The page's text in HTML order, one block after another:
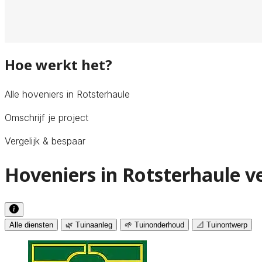
Hoe werkt het?
Alle hoveniers in Rotsterhaule
Omschrijf je project
Vergelijk & bespaar
Hoveniers in Rotsterhaule
Alle diensten 🌿 Tuinaanleg 🌱 Tuinonderhoud 📐 Tuinontwerp